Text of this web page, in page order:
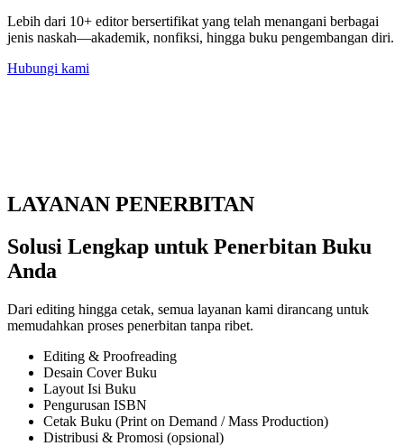
Lebih dari 10+ editor bersertifikat yang telah menangani berbagai
jenis naskah—akademik, nonfiksi, hingga buku pengembangan diri.
Hubungi kami
LAYANAN PENERBITAN
Solusi Lengkap untuk Penerbitan Buku
Anda
Dari editing hingga cetak, semua layanan kami dirancang untuk
memudahkan proses penerbitan tanpa ribet.
Editing & Proofreading
Desain Cover Buku
Layout Isi Buku
Pengurusan ISBN
Cetak Buku (Print on Demand / Mass Production)
Distribusi & Promosi (opsional)